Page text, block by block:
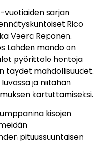
vuotiaiden sarjan
Rico
Veera Reponen.
Lahden mondo on
pyörittele hentoja
täydet mahdollisuudet.
ja niitähän
kartuttamiseksi.
kisojen
pituussuuntaisen